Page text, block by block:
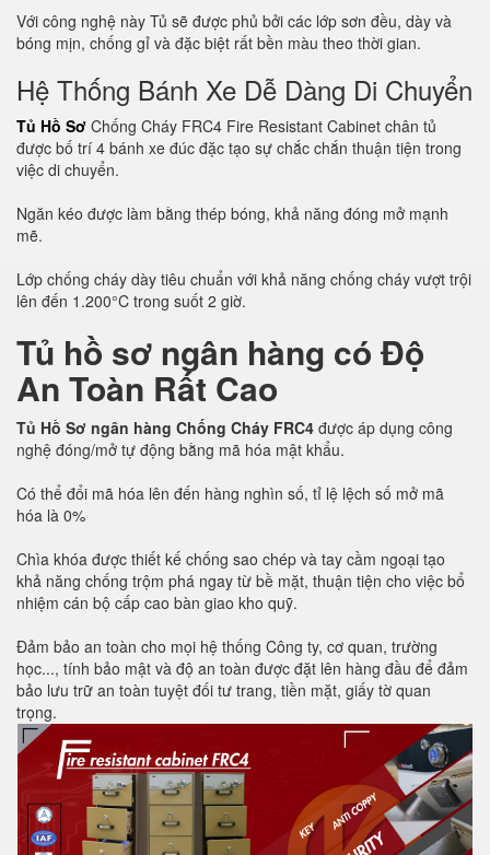
Với công nghệ này Tủ sẽ được phủ bởi các lớp sơn đều, dày và
bóng mịn, chống gỉ và đặc biệt rất bền màu theo thời gian.
Hệ Thống Bánh Xe Dễ Dàng Di Chuyển
Tủ Hồ Sơ Chống Cháy FRC4 Fire Resistant Cabinet chân tủ
được bố trí 4 bánh xe đúc đặc tạo sự chắc chắn thuận tiện trong
việc di chuyển.
Ngăn kéo được làm bằng thép bóng, khả năng đóng mở mạnh
mẽ.
Lớp chống cháy dày tiêu chuẩn với khả năng chống cháy vượt trội
lên đến 1.200°C trong suốt 2 giờ.
Tủ hồ sơ ngân hàng có Độ
An Toàn Rất Cao
Tủ Hồ Sơ ngân hàng Chống Cháy FRC4 được áp dụng công
nghệ đóng/mở tự động bằng mã hóa mật khẩu.
Có thể đổi mã hóa lên đến hàng nghìn số, tỉ lệ lệch số mở mã
hóa là 0%
Chìa khóa được thiết kế chống sao chép và tay cầm ngoại tạo
khả năng chống trộm phá ngay từ bề mặt, thuận tiện cho việc bổ
nhiệm cán bộ cấp cao bàn giao kho quỹ.
Đảm bảo an toàn cho mọi hệ thống Công ty, cơ quan, trường
học..., tính bảo mật và độ an toàn được đặt lên hàng đầu để đảm
bảo lưu trữ an toàn tuyệt đối tư trang, tiền mặt, giấy tờ quan
trọng.